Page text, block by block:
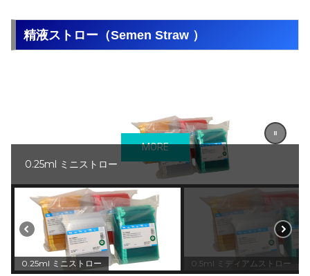
精液ストロー（Semen Straw ）
MORE
0.25ml ミニストロー
0.25ml ミニストロー 0.5ml ミディアムストロー